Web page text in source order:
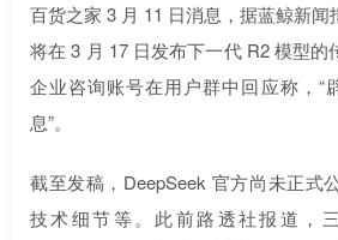
百货之家 3 月 11 日消息，据蓝鲸新闻
将在 3 月 17 日发布下一代 R2 模型的
企业咨询账号在用户群中回应称，“
息”。
截至发稿，DeepSeek 官方尚未正式
技术细节等。此前路透社报道，